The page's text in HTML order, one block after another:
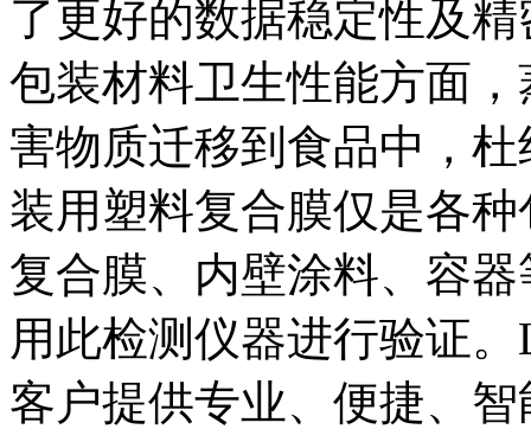
了更好的数据稳定性及
包装材料卫生性能方面
害物质迁移到食品中，
装用塑料复合膜仅是各
复合膜、内壁涂料、容
用此检测仪器进行验证
客户提供专业、便捷、